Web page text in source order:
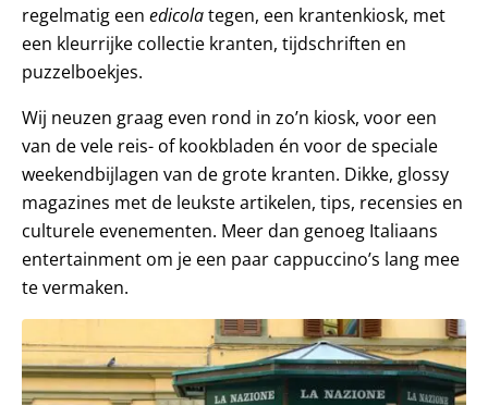
regelmatig een edicolategen, een krantenkiosk, met
een kleurrijke collectie kranten, tijdschriften en
puzzelboekjes.
Wij neuzen graag even rond in zo’n kiosk, voor een
van de vele reis- of kookbladen én voor de speciale
weekendbijlagen van de grote kranten. Dikke, glossy
magazines met de leukste artikelen, tips, recensies en
culturele evenementen. Meer dan genoeg Italiaans
entertainment om je een paar cappuccino’s lang mee
te vermaken.